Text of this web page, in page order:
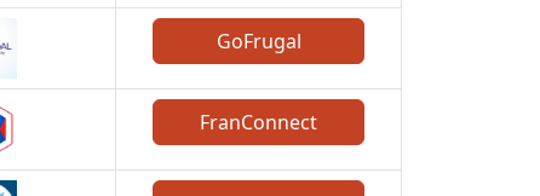
GoFrugal
FranConnect